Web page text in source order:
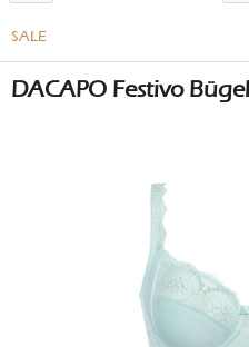
SALE
DACAPO Festivo